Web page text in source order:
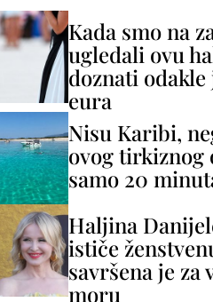
Kada smo na
ugledali ovu
doznati odakle
eura
Nisu Karibi,
ovog tirkiznog
samo 20
Haljina
ističe
savršena je za
moru